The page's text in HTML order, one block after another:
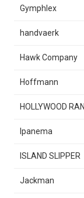
Gymphlex
handvaerk
Hawk Company
Hoffmann
HOLLYWOOD
Ipanema
ISLAND SLIPPER
Jackman